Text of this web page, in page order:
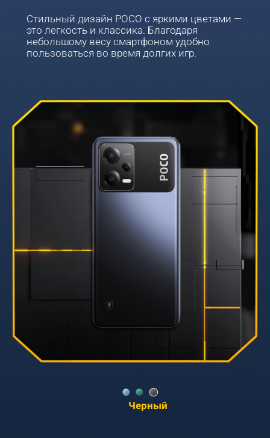
Cтильный дизайн POCO с яркими цветами —
это легкость и классика. Благодаря
небольшому весу смартфоном удобно
пользоваться во время долгих игр.
Голубой